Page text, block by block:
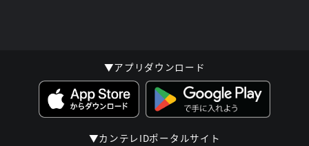
▼アプリダウンロード
▼カンテレIDポータルサイト